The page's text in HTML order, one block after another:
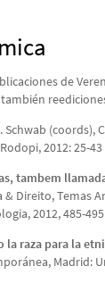
de
Schwab
2012: 25-43
tambem
Direito, Temas
2012, 485-495
la raza para la
Madrid: